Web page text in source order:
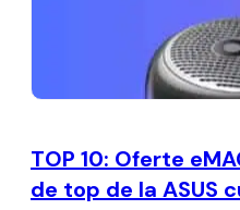
TOP 10: Oferte
de top de la ASUS